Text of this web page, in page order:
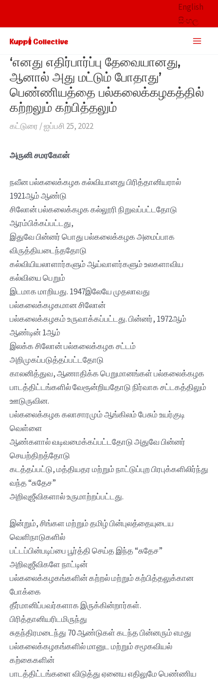
English
සිංහල
Main
‘எனது எதிர்பார்ப்பு தேவையானது,
ஆனால் அது மட்டும் போதாது’
பெண்ணியத்தை பல்கலைக்கழகத்தில்
கற்றலும் கற்பித்தலும்
கட்டுரை /ஐப்பசி 25, 2022
அருனி சமரகோன்
நவீன பல்கலைக்கழக கல்வியானது பிரித்தானியரால்
1921ஆம் ஆண்டு
சிலோன் பல்கலைக்கழக கல்லூரி நிறுவப்பட்டதோடு
ஆரம்பிக்கப்பட்டது,
இதுவே பின்னர் பொது பல்கலைக்கழக அமைப்பாக
விருத்தியடைந்ததோடு
கல்வியியலாளார்களும் ஆய்வாளர்களும் உலகளாவிய
கல்வியை பெறும்
இடமாக மாறியது. 1947இலேயே முதலாவது
பல்கலைக்கழகமான சிலோன்
பல்கலைக்கழகம் உருவாக்கப்பட்டது. பின்னர், 1972ஆம்
ஆண்டின் 1ஆம்
இலக்க சிலோன் பல்கலைக்கழக சட்டம்
அறிமுகப்படுத்தப்பட்டதோடு
காலனித்துவ, ஆணாதிக்க பெறுமானங்கள் பல்கலைக்கழக
பாடத்திட்டங்களில் வேரூன்றியதோடு நிர்வாக சட்டகத்திலும்
ஊடுருவின.
பல்கலைக்கழக கலாசாரமும் ஆங்கிலம் பேசும் உயர்குடி
வெள்ளை
ஆண்களால் வடிவமைக்கப்பட்டதோடு அதுவே பின்னர்
செயற்திறத்தோடு
கட‌த்தப்பட்டு, மத்தியதர மற்றும் நாட்டுப்புற பிரபுக்களிலிர்ந்து
வந்த‌ “சுதேச”
அறிவுஜீவிகளால் உருமாற்றப்பட்டது.
இன்றும், சிங்கள மற்றும் தமிழ் பின்புலத்தையுடைய
வெளிநாடுகளில்
பட்டப்பின்படிப்பை பூர்த்தி செய்த இந்த “சுதேச”
அறிவுஜீவிகளே நாட்டின்
பல்கலைக்கழகங்களின் கற்றல் மற்றும் கற்பித்தலுக்கான
போக்கை
தீர்மானிப்பவர்களாக இருக்கின்றார்கள்.
பிரித்தானியரிடமிருந்து
சுதந்திரமடைந்து 70 ஆண்டுகள் கடந்த பின்னரும் எமது
பல்கலைக்கழகங்களில் மானுட மற்றும் சமூகவியல்
கற்கைகளின்
பாடத்திட்டங்களை விடுத்து ஏனைய எதிலுமே பெண்ணிய